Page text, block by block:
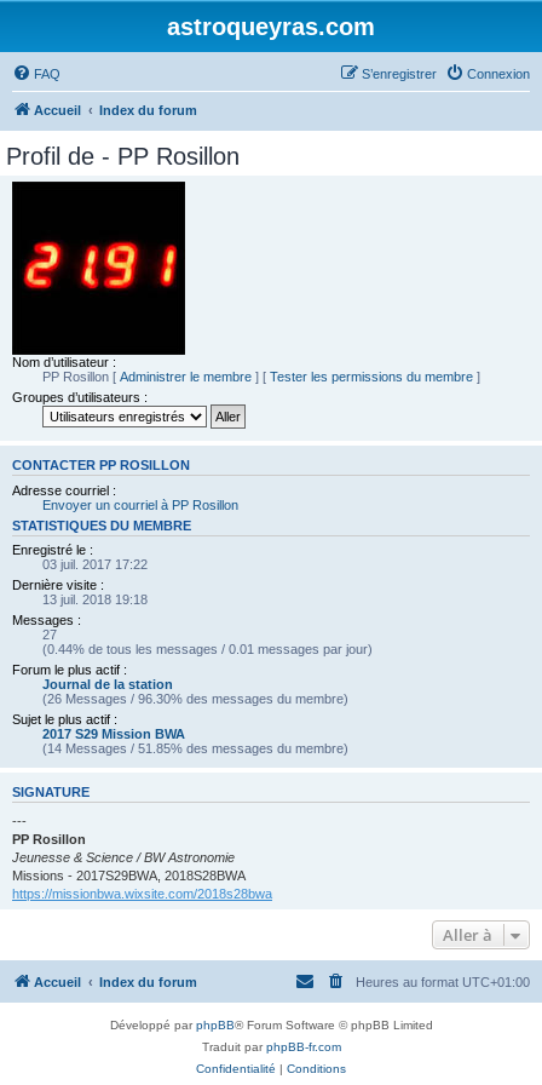
astroqueyras.com
FAQ Connexion
S’enregistrer
Accueil Index du forum
Profil de - PP Rosillon
Nom d’utilisateur :
PP Rosillon [ Administrer le membre ] [ Tester les permissions du membre ]
Groupes d’utilisateurs :
CONTACTER PP ROSILLON
Adresse courriel :
Envoyer un courriel à PP Rosillon
STATISTIQUES DU MEMBRE
Enregistré le :
03 juil. 2017 17:22
Dernière visite :
13 juil. 2018 19:18
Messages :
27
(0.44% de tous les messages / 0.01 messages par jour)
Forum le plus actif :
Journal de la station
(26 Messages / 96.30% des messages du membre)
Sujet le plus actif :
2017 S29 Mission BWA
(14 Messages / 51.85% des messages du membre)
SIGNATURE
---
PP Rosillon
Jeunesse & Science / BW Astronomie
Missions - 2017S29BWA, 2018S28BWA
https://missionbwa.wixsite.com/2018s28bwa
Aller à
Accueil Index du forum Heures au format UTC+01:00
Développé parphpBB® Forum Software © phpBB Limited
Traduit parphpBB-fr.com
Confidentialité | Conditions